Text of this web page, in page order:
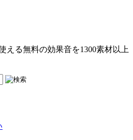
える無料の効果音を1300素材以上